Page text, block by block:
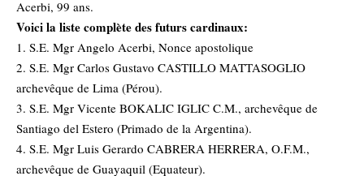
Acerbi, 99 ans.
Voici la liste complète des futurs cardinaux:
1. S.E. Mgr Angelo Acerbi, Nonce apostolique
2. S.E. Mgr Carlos Gustavo CASTILLO MATTASOGLIO
archevêque de Lima (Pérou).
3. S.E. Mgr Vicente BOKALIC IGLIC C.M., archevêque de
Santiago del Estero (Primado de la Argentina).
4. S.E. Mgr Luis Gerardo CABRERA HERRERA, O.F.M.,
archevêque de Guayaquil (Equateur).